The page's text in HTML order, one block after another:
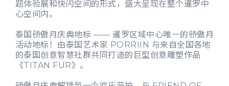
题体验展和快闪空间的形式，盛大呈现在整个暹罗中
心空间内。
泰国骄傲月庆典地标 —— 暹罗区域中心唯一的骄傲月
活动地标！由泰国艺术家 PORRIIN 与来自全国各地
的泰国创意智慧社群共同打造的巨型创意雕塑作品
《TITAN FUR》。